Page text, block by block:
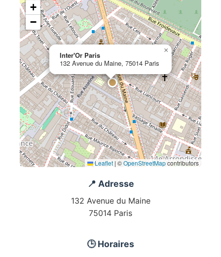
Inter'Or Paris
132 Avenue du Maine, 75014 Paris
×
+
−
Leaflet | ©OpenStreetMapcontributors
📍 Adresse
132 Avenue du Maine
75014 Paris
🕒 Horaires